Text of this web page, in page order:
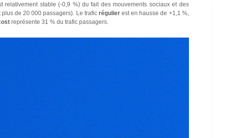
relativement stable (-0,9 %) du fait des mouvements sociaux et des
de 20 000 passagers). Le trafic régulierest en hausse de +1,1 %,
représente 31 % du trafic passagers.